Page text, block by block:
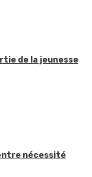
de la jeunesse
nécessité